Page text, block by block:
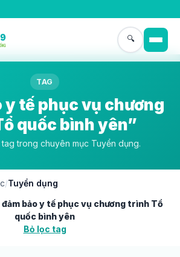
🔍
TAG
y tế phục vụ chương
quốc bình yên”
trong chuyên mục Tuyển dụng.
/Tuyển dụng
đảm bảo y tế phục vụ chương trình Tổ
quốc bình yên
Bỏ lọc tag